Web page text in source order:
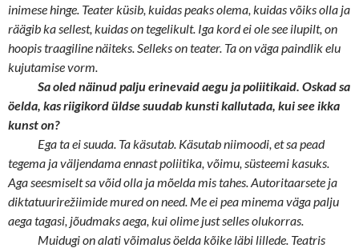
inimese hinge. Teater küsib, kuidas peaks olema, kuidas võiks olla ja
räägib ka sellest, kuidas on tegelikult. Iga kord ei ole see ilupilt, on
hoopis traagiline näiteks. Selleks on teater. Ta on väga paindlik elu
kujutamise vorm.
Sa oled näinud palju erinevaid aegu ja poliitikaid. Oskad sa
öelda, kas riigikord üldse suudab kunsti kallutada, kui see ikka
kunst on?
Ega ta ei suuda. Ta käsutab. Käsutab niimoodi, et sa pead
tegema ja väljendama ennast poliitika, võimu, süsteemi kasuks.
Aga seesmiselt sa võid olla ja mõelda mis tahes. Autoritaarsete ja
diktatuurirežiimide mured on need. Me ei pea minema väga palju
aega tagasi, jõudmaks aega, kui olime just selles olukorras.
Muidugi on alati võimalus öelda kõike läbi lillede. Teatris